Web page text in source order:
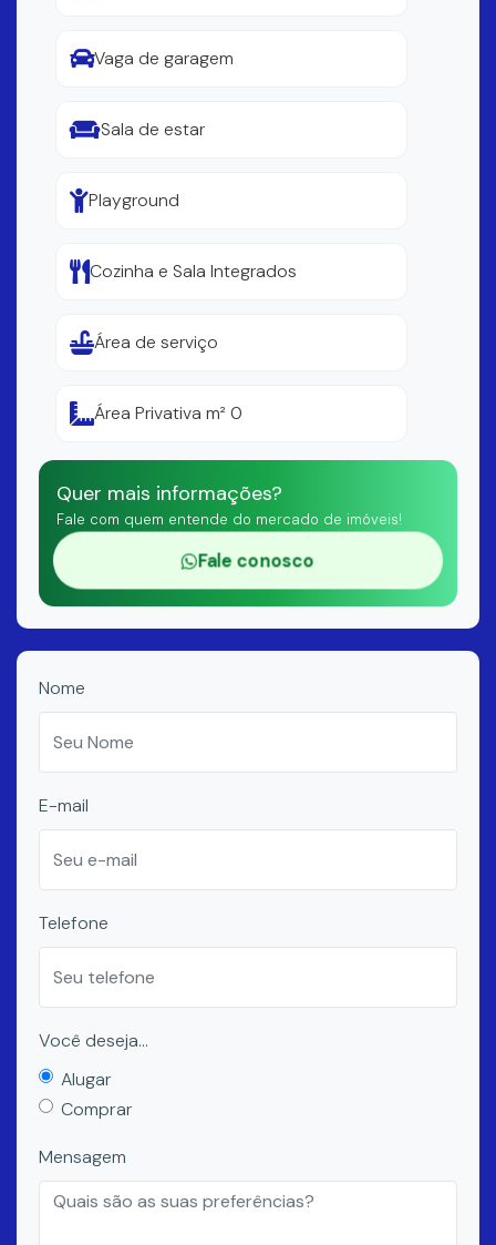
Vaga de garagem
Sala de estar
Playground
Cozinha e Sala Integrados
Área de serviço
Área Privativa m² 0
Quer mais informações?
Fale com quem entende do mercado de imóveis!
Fale conosco
Nome
E-mail
Telefone
Você deseja...
Alugar
Comprar
Mensagem